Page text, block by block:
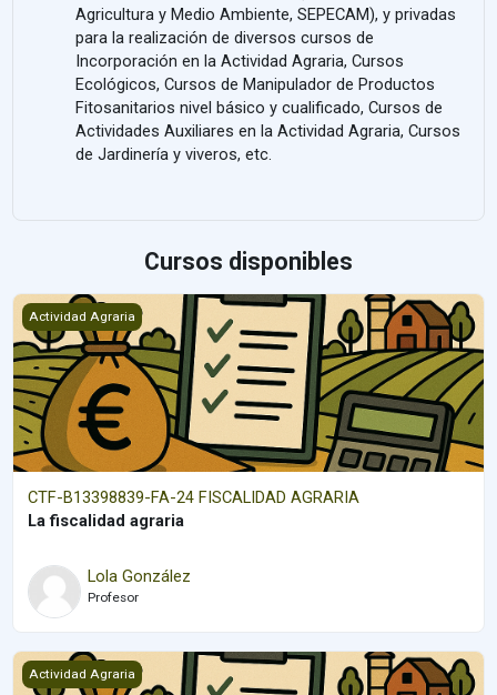
Agricultura y Medio Ambiente, SEPECAM), y privadas
para la realización de diversos cursos de
Incorporación en la Actividad Agraria, Cursos
Ecológicos, Cursos de Manipulador de Productos
Fitosanitarios nivel básico y cualificado, Cursos de
Actividades Auxiliares en la Actividad Agraria, Cursos
de Jardinería y viveros, etc.
Cursos disponibles
CTF-B13398839-FA-24 FISCALIDAD AGRARIA
Actividad Agraria
CTF-B13398839-FA-24 FISCALIDAD AGRARIA
Lafiscalidad agraria
Lola González
Profesor
CTF-B13398839-FA-23 Fiscalidad Agraria
Actividad Agraria